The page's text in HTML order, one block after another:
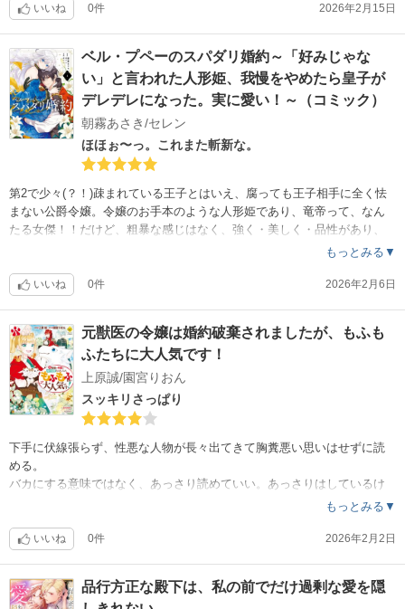
『終わり良ければ全て良し』とばかりに、ハッピーエンドで誤魔化す作
作り込みも浅めだし、う〜ん、私の『もう買わない』の本棚行きかなぁ
。
いいね 0件 2026年2月15日
ベル・プペーのスパダリ婚約～「好みじゃな
い」と言われた人形姫、我慢をやめたら皇子が
デレデレになった。実に愛い！～（コミック）
朝霧あさき/セレン
ほほぉ〜っ。これまた斬新な。
第2で少々(？！)疎まれている王子とはいえ、腐っても王子相手に全く怯
まない公爵令嬢。令嬢のお手本のような人形姫であり、竜帝って、なん
たる女傑！！だけど、粗暴な感じはなく、強く・美しく・品性があり、
で？女癖の悪い粗野な王子と言われていたのに、中身は乙女だと？！
そうならないのは作家さんのウデ??✨なんだろうね。
絵もキレイだし、人物はイケメンだし(主人公もイケメンとしとくwww)
主人公が早く17歳になって、さらに甘々イチャイチャを見たい( *´艸`)
もっとみる▼
いいね 0件 2026年2月6日
元獣医の令嬢は婚約破棄されましたが、もふも
ふたちに大人気です！
上原誠/園宮りおん
スッキリさっぱり
下手に伏線張らず、性悪な人物が長々出てきて胸糞悪い思いはせずに読
める。
バカにする意味ではなく、あっさり読めていい。あっさりはしているけ
れど、中身がないわけではなく、ストーリーとして山あり谷あり。ちゃ
胸くそストーリーや、ざまぁが好きな人には物足りないでしょう。
オの生みの親見つけるとか、追放された国の王に嫌味のひとつでも言っ
もっとみる▼
いいね 0件 2026年2月2日
品行方正な殿下は、私の前でだけ過剰な愛を隠